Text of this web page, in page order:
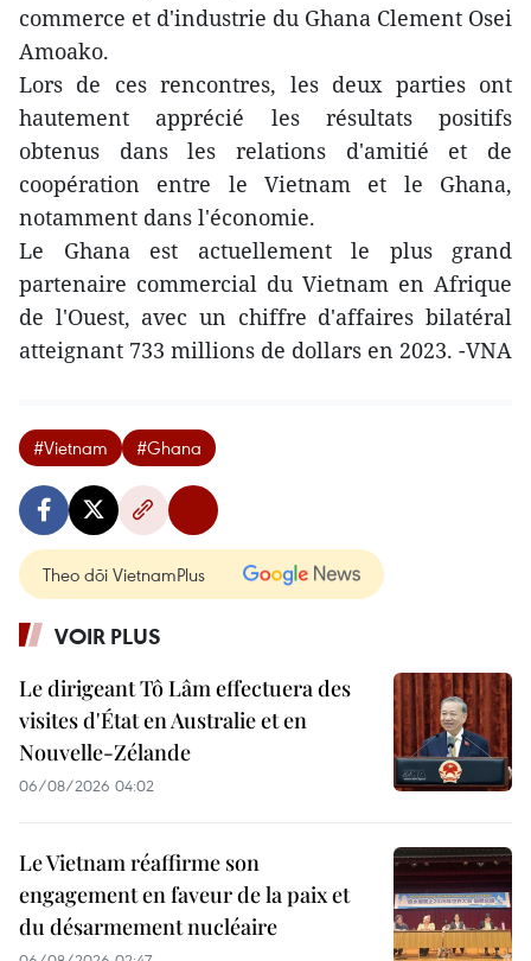
commerce et d'industrie du Ghana Clement Osei
Amoako.
Lors de ces rencontres, les deux parties ont
hautement apprécié les résultats positifs
obtenus dans les relations d'amitié et de
coopération entre le Vietnam et le Ghana,
notamment dans l'économie.
Le Ghana est actuellement le plus grand
partenaire commercial du Vietnam en Afrique
de l'Ouest, avec un chiffre d'affaires bilatéral
atteignant 733 millions de dollars en 2023. -VNA
#Vietnam #Ghana
Theo dõi VietnamPlus
VOIR PLUS
Le dirigeant Tô Lâm effectuera des
visites d'État en Australie et en
Nouvelle-Zélande
06/08/2026 04:02
Le Vietnam réaffirme son
engagement en faveur de la paix et
du désarmement nucléaire